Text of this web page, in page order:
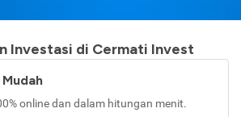
Investasi di Cermati Invest
online dan dalam hitungan menit.